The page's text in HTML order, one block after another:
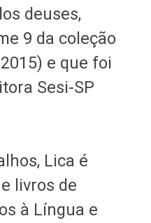
deuses,
9 da coleção
e que foi
Sesi-SP
Lica é
livros de
à Língua e